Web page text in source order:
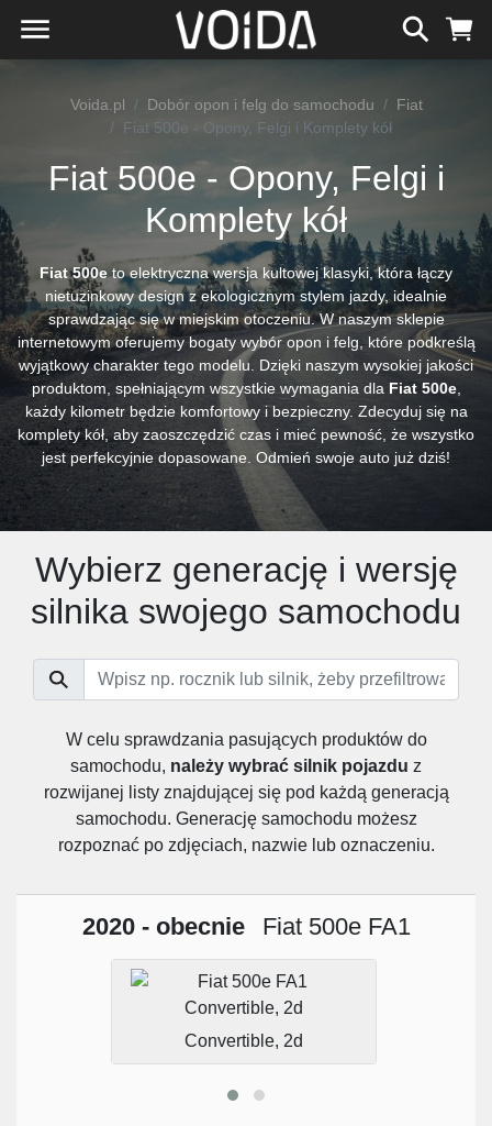
Voida.pl Dobór opon i felg do samochodu
Fiat
Fiat 500e - Opony, Felgi i Komplety kół
Fiat 500e - Opony, Felgi i
Komplety kół
Fiat 500eto elektryczna wersja kultowej klasyki, która łączy
nietuzinkowy design z ekologicznym stylem jazdy, idealnie
sprawdzając się w miejskim otoczeniu. W naszym sklepie
internetowym oferujemy bogaty wybór opon i felg, które podkreślą
wyjątkowy charakter tego modelu. Dzięki naszym wysokiej jakości
produktom, spełniającym wszystkie wymagania dla Fiat 500e,
każdy kilometr będzie komfortowy i bezpieczny. Zdecyduj się na
komplety kół, aby zaoszczędzić czas i mieć pewność, że wszystko
jest perfekcyjnie dopasowane. Odmień swoje auto już dziś!
Wybierz generację i wersję
silnika swojego samochodu
W celu sprawdzania pasujących produktów do
samochodu, należy wybrać silnik pojazdu z
rozwijanej listy znajdującej się pod każdą generacją
samochodu. Generację samochodu możesz
rozpoznać po zdjęciach, nazwie lub oznaczeniu.
2020 - obecnie Fiat 500e FA1
Convertible, 2d